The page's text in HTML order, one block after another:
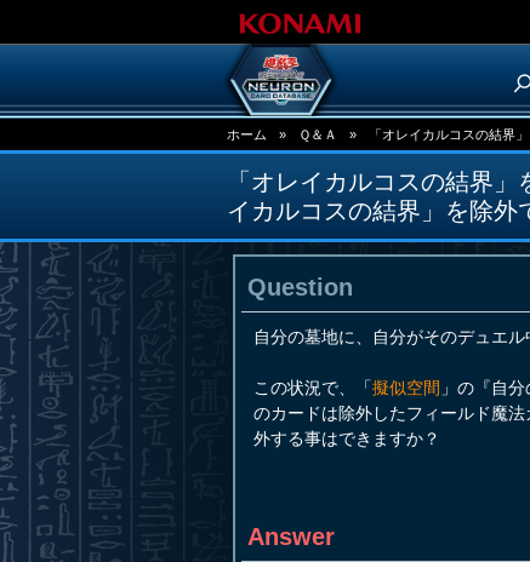
ホーム » Ｑ＆Ａ » 「オレイカルコスの結界
「オレイカルコスの結界
イカルコスの結界」を除外
Question
自分の墓地に、自分がそのデュエ
この状況で、「擬似空間 」の『自
のカードは除外したフィールド魔
外する事はできますか？
Answer